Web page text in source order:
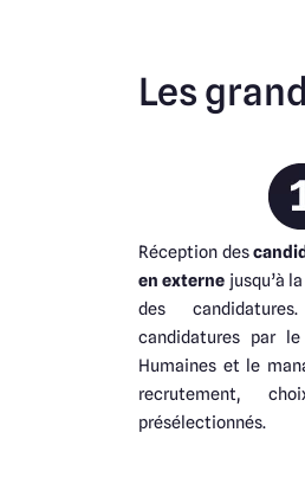
Les
Réception des
en externejusqu’à
des
candidatures par le
Humaines et le
recrutement,
présélectionnés.